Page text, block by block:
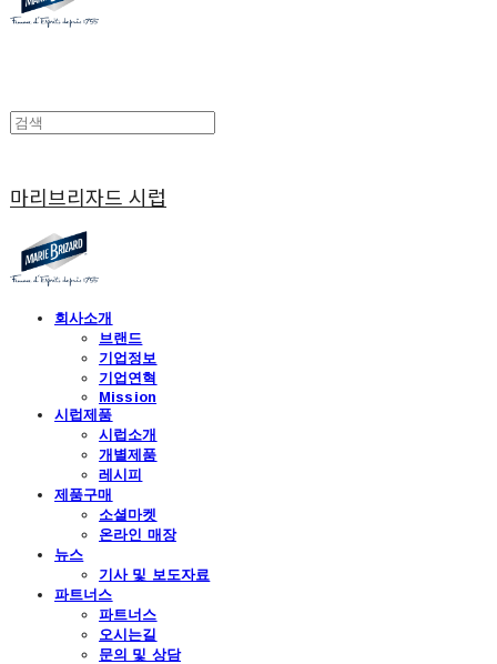
마리브리자드 시럽
회사소개
브랜드
기업정보
기업연혁
Mission
시럽제품
시럽소개
개별제품
레시피
제품구매
소셜마켓
온라인 매장
뉴스
기사 및 보도자료
파트너스
파트너스
오시는길
문의 및 상담